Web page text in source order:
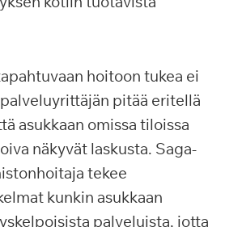
hoitoon tukea ei
pitää eritellä
asukkaan omissa tiloissa
näkyvät laskusta. Saga-
tekee
kunkin asukkaan
palveluista, jotta